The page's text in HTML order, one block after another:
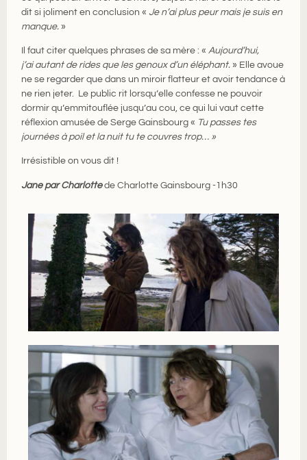
dit si joliment en conclusion « Je n’ai plus peur mais je suis en
manque. »
Il faut citer quelques phrases de sa mère : «Aujourd’hui,
j’ai autant de rides que les genoux d’un éléphant. » Elle avoue
ne se regarder que dans un miroir flatteur et avoir tendance à
ne rien jeter. Le public rit lorsqu’elle confesse ne pouvoir
dormir qu’emmitouflée jusqu’au cou, ce qui lui vaut cette
réflexion amusée de Serge Gainsbourg « Tu passes tes
journées à poil et la nuit tu te couvres trop… »
Irrésistible on vous dit !
Jane par Charlottede Charlotte Gainsbourg -1h30